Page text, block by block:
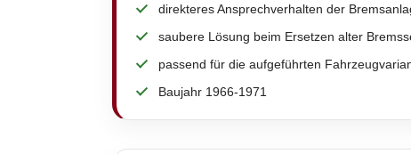
direkteres Ansprechverhalten der
saubere Lösung beim Ersetzen alter
passend für die aufgeführten
Baujahr 1966-1971